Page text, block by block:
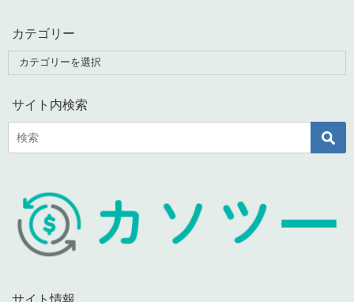
カテゴリー
サイト内検索
サイト情報